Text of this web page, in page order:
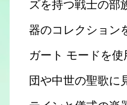
ズを持つ戦士の部
器のコレクション
ガート モードを
団や中世の聖歌に